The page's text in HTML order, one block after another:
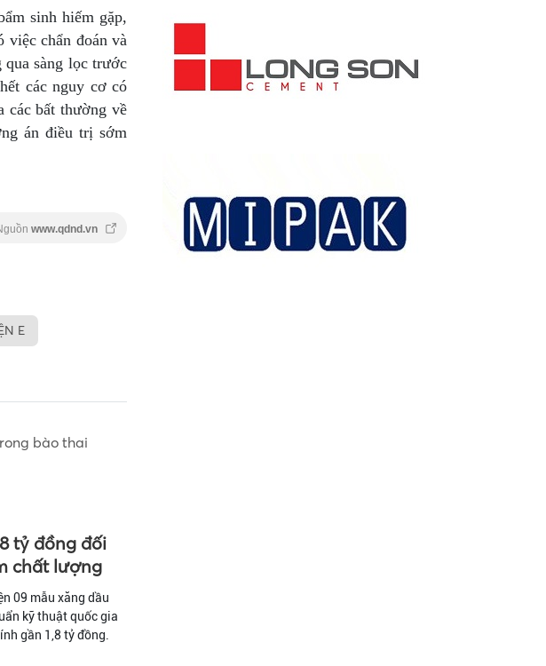
sinh hiếm gặp,
việc chẩn đoán và
sàng lọc trước
các nguy cơ có
các bất thường về
án điều trị sớm
www.qdnd.vn
E
bào thai
tỷ đồng đối
chất lượng
09 mẫu xăng dầu
kỹ thuật quốc gia
gần 1,8 tỷ đồng.